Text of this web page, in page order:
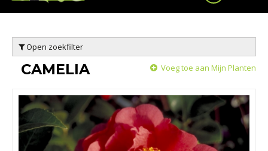
Open zoekfilter
CAMELIA Voeg toe aan Mijn Planten